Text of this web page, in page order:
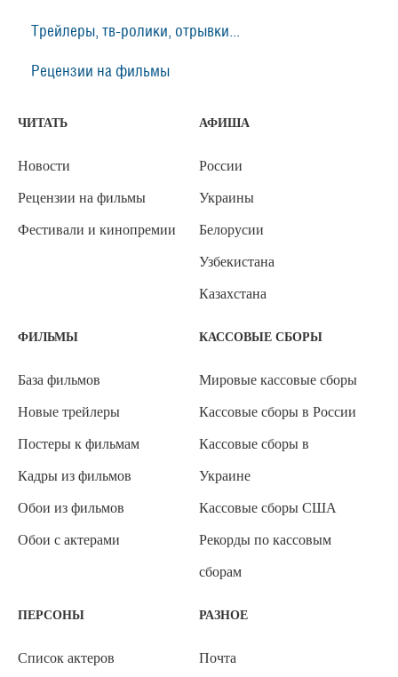
Трейлеры, тв-ролики, отрывки...
Рецензии на фильмы
ЧИТАТЬ
Новости
Рецензии на фильмы
Фестивали и кинопремии
АФИША
России
Украины
Белорусии
Узбекистана
Казахстана
ФИЛЬМЫ
База фильмов
Новые трейлеры
Постеры к фильмам
Кадры из фильмов
Обои из фильмов
Обои с актерами
КАССОВЫЕ СБОРЫ
Мировые кассовые сборы
Кассовые сборы в России
Кассовые сборы в
Украине
Кассовые сборы США
Рекорды по кассовым
сборам
ПЕРСОНЫ
Список актеров
РАЗНОЕ
Почта